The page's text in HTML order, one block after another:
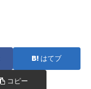
はてブ
コピー